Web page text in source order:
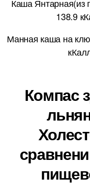
Каша Янтарная(из
138.9
Манная каша на
Компас